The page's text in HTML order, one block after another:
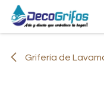
Ir al contenido
Grifería de